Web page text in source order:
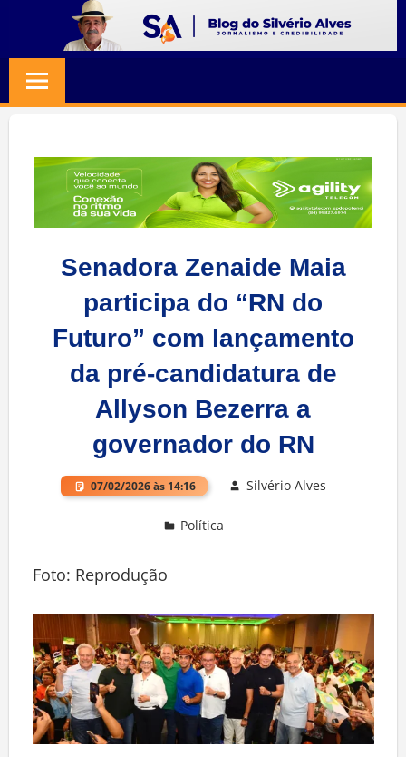
content
SILVERIO
ALVES
Jornalismo
Credibilidade
Senadora Zenaide Maia
participa do “RN do
Futuro” com lançamento
da pré-candidatura de
Allyson Bezerra a
governador do RN
07/02/2026 às 14:16 Silvério Alves
Política
Foto: Reprodução